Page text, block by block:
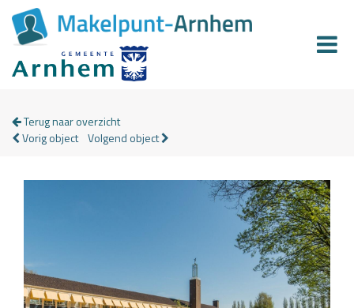
Terug naar overzicht
Vorig object Volgend object